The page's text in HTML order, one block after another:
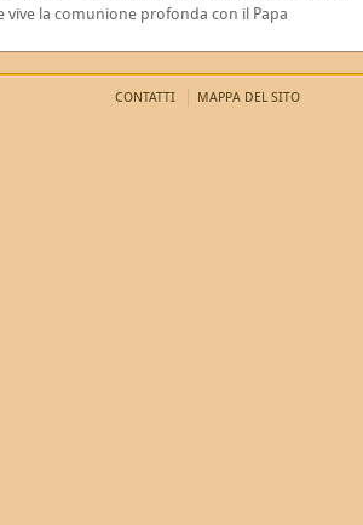
vive la comunione profonda con il Papa
CONTATTI MAPPA DEL SITO